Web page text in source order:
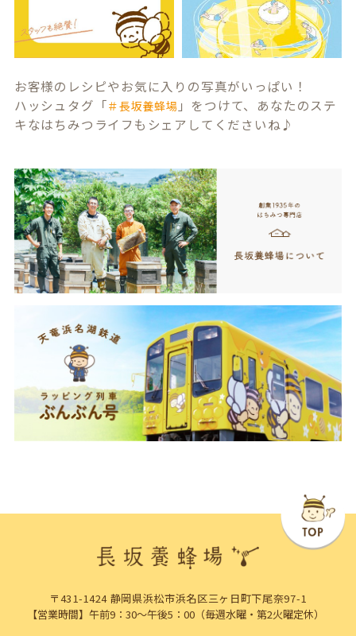
お客様のレシピやお気に入りの写真がいっぱい！
ハッシュタグ「＃長坂養蜂場 」をつけて、あなたのステ
キなはちみつライフもシェアしてくださいね♪
〒431-1424 静岡県浜松市浜名区三ヶ日町下尾奈97-1
【営業時間】午前9：30～午後5：00（毎週水曜・第2火曜定休）